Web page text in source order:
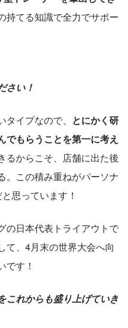
持てる知識で全力でサポー
さい！
イプなので、 とにかく研
でもらうことを第一に考え
るからこそ、店舗に出た後
。この積み重ねがパーソナ
思っています！
の日本代表トライアウトで
て、4月末の世界大会へ向
です！
これからも盛り上げていき